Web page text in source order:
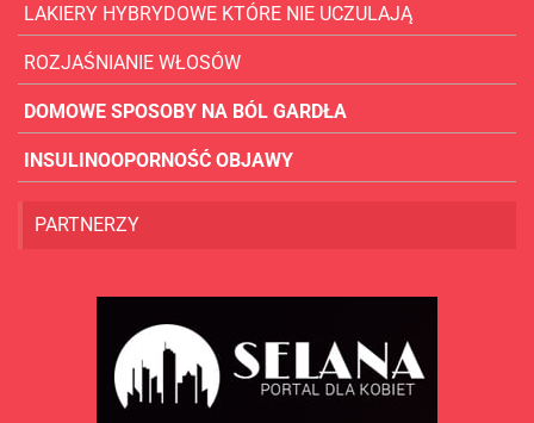
LAKIERY HYBRYDOWE KTÓRE NIE UCZULAJĄ
ROZJAŚNIANIE WŁOSÓW
DOMOWE SPOSOBY NA BÓL GARDŁA
INSULINOOPORNOŚĆ OBJAWY
PARTNERZY